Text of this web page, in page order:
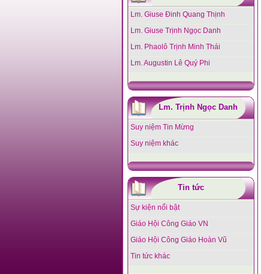
Lm. Giuse Đinh Quang Thịnh
Lm. Giuse Trịnh Ngọc Danh
Lm. Phaolô Trịnh Minh Thái
Lm. Augustin Lê Quý Phi
Lm. Trịnh Ngọc Danh
Suy niệm Tin Mừng
Suy niệm khác
Tin tức
Sự kiện nổi bật
Giáo Hội Công Giáo VN
Giáo Hội Công Giáo Hoàn Vũ
Tin tức khác